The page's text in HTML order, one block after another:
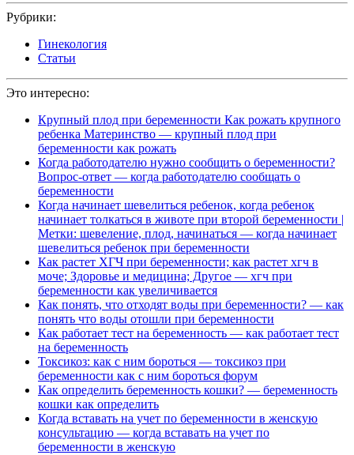
Рубрики:
Гинекология
Статьи
Это интересно:
Крупный плод при беременности Как рожать крупного
ребенка Материнство — крупный плод при
беременности как рожать
Когда работодателю нужно сообщить о беременности?
Вопрос-ответ — когда работодателю сообщать о
беременности
Когда начинает шевелиться ребенок, когда ребенок
начинает толкаться в животе при второй беременности |
Метки: шевеление, плод, начинаться — когда начинает
шевелиться ребенок при беременности
Как растет ХГЧ при беременности; как растет хгч в
моче; Здоровье и медицина; Другое — хгч при
беременности как увеличивается
Как понять, что отходят воды при беременности? — как
понять что воды отошли при беременности
Как работает тест на беременность — как работает тест
на беременность
Токсикоз: как с ним бороться — токсикоз при
беременности как с ним бороться форум
Как определить беременность кошки? — беременность
кошки как определить
Когда вставать на учет по беременности в женскую
консультацию — когда вставать на учет по
беременности в женскую